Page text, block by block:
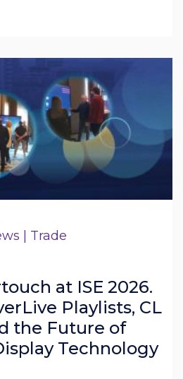
| Trade
at ISE 2026.
Playlists, CL
the Future of
Technology